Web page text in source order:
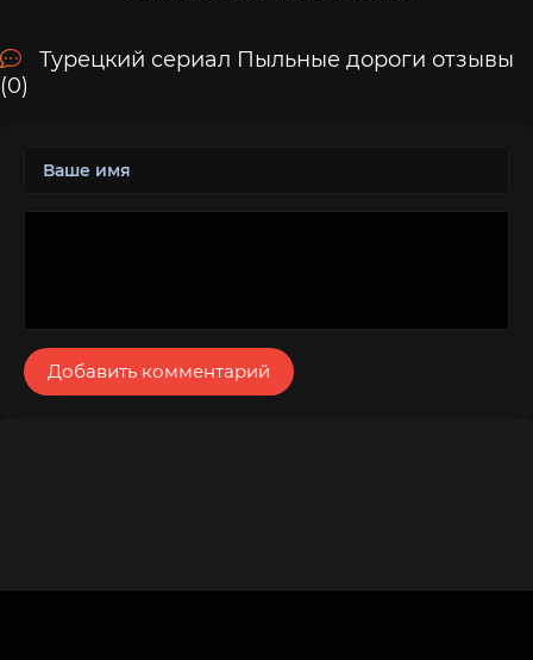
Турецкий сериал Пыльные дороги отзывы
(0)
Добавить комментарий